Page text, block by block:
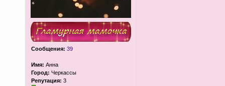
Сообщения: 39
Имя: Анна
Город: Черкассы
Репутация: 3